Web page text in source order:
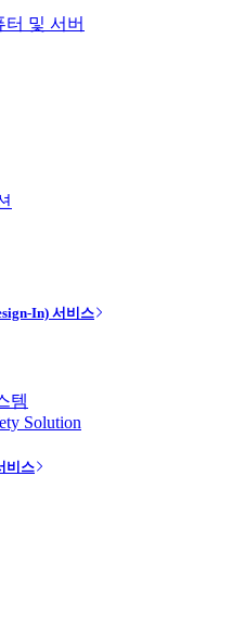
및 서버
In) 서비스
템
Solution
비스